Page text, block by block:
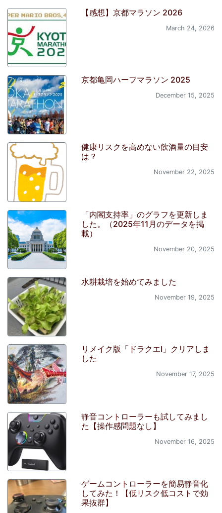
【感想】京都マラソン 2026
March 24, 2026
京都亀岡ハーフマラソン 2025
December 15, 2025
健康リスクを高めない飲酒量の目安
は？
November 22, 2025
「内閣支持率」のグラフを更新しま
した。（2025年11月のデータを掲
載）
November 20, 2025
水耕栽培を始めてみました
November 19, 2025
リメイク版「ドラクエI」クリアしま
した
November 17, 2025
静音コントローラーも試してみまし
た【操作感問題なし】
November 16, 2025
ゲームコントローラーを簡易静音化
してみた！【低リスク低コストで効
果抜群】